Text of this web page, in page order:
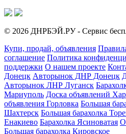
© 2026 ДНРБЭЙ.РУ - Сервис
Купи, продай, объявления
соглашение Политика
поддержки О нашем проекте
Донецк Авторынок ДНР Донецк
Авторынок ЛНР Луганск
Мариуполь Доска объявлений
объявления Горловка Большая
Шахтерск Большая барахолка
Енакиево Барахолка Ясиноватая
Большая барахолка Кировское